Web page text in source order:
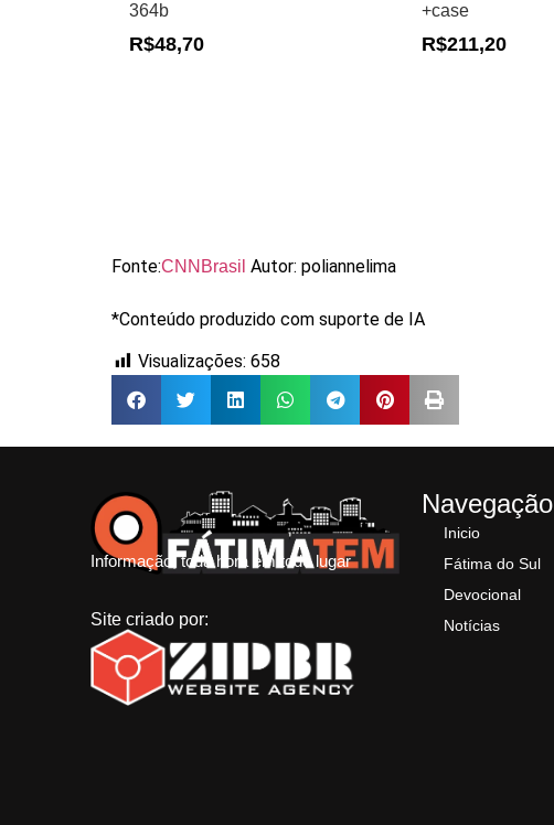
364b
R$48,70
+case
R$211,20
Fonte:CNNBrasilAutor: poliannelima
*Conteúdo produzido com suporte de IA
Visualizações: 658
Informação, toda hora em todo lugar
Site criado por:
Navegação
Inicio
Fátima do Sul
Devocional
Notícias